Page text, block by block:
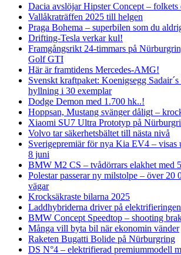
Dacia avslöjar Hipster Concept – folkets
Vallåkraträffen 2025 till helgen
Praga Bohema – superbilen som du
Drifting-Tesla verkar kul!
Framgångsrikt 24-timmars på
Golf GTI
Här är framtidens Mercedes-AMG!
Svenskt kraftpaket: Koenigsegg
hyllning i 30 exemplar
Dodge Demon med 1.700 hk..!
Hoppsan, Mustang svänger dåligt –
Xiaomi SU7 Ultra Prototyp på
Volvo tar säkerhetsbältet till nästa nivå
Sverigepremiär för nya Kia EV4 – visas
8 juni
BMW M2 CS – tvådörrars elakhet med
Polestar passerar ny milstolpe – över 20
vägar
Krocksäkraste bilarna 2025
Laddhybriderna driver på elektrifieringen
BMW Concept Speedtop – shooting
Många vill byta bil när ekonomin vänder
Raketen Bugatti Bolide på Nürburgring
DS N°4 – elektrifierad premiummodell